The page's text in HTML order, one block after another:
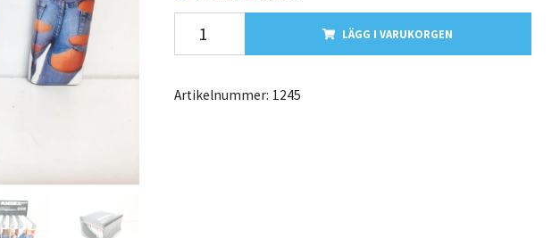
LÄGG I VARUKORGEN
Artikelnummer: 1245